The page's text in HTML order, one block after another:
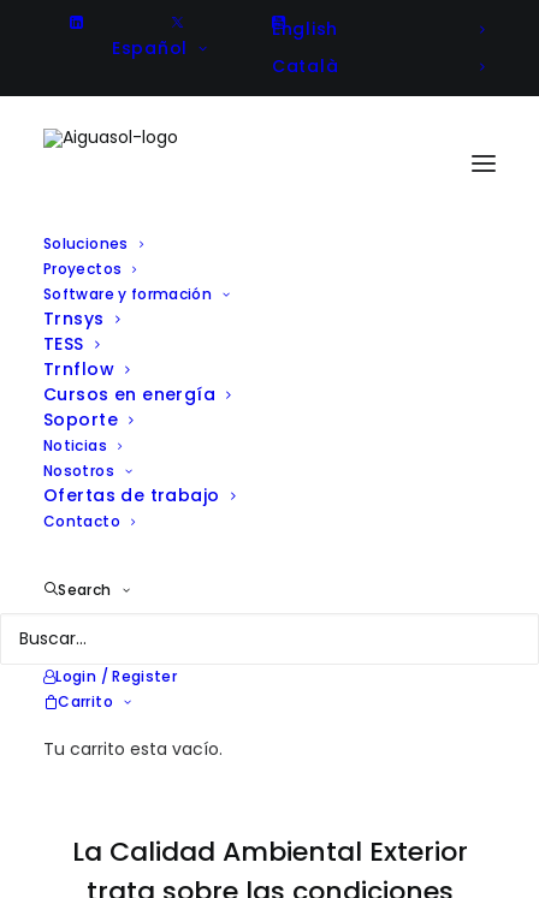
Español
English
Català
Soluciones
Proyectos
Software y formación
Trnsys
TESS
Trnflow
Cursos en energía
Soporte
Noticias
Nosotros
Ofertas de trabajo
Contacto
Search
Login / Register
Carrito
Tu carrito esta vacío.
Calidad Ambiental Exterior (OEQ)
Desarrollamos estrategias
urbanos saludables y
La Calidad Ambiental Exterior